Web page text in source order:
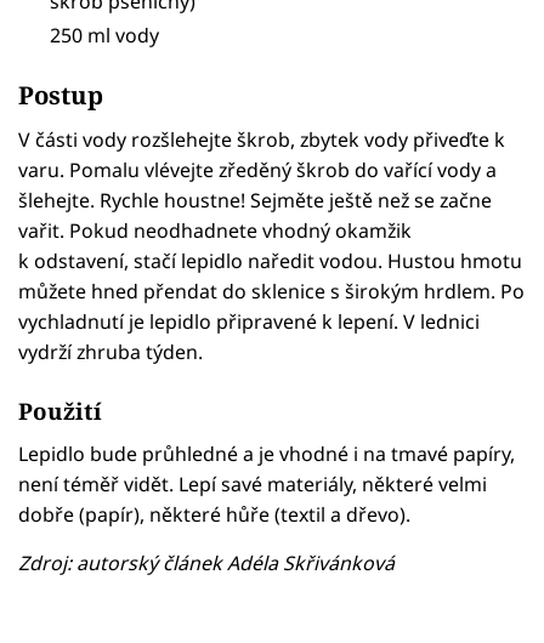
250 ml vody
Postup
V části vody rozšlehejte škrob, zbytek vody přiveďte k
varu. Pomalu vlévejte zředěný škrob do vařící vody a
šlehejte. Rychle houstne! Sejměte ještě než se začne
vařit. Pokud neodhadnete vhodný okamžik
k odstavení, stačí lepidlo naředit vodou. Hustou hmotu
můžete hned přendat do sklenice s širokým hrdlem. Po
vychladnutí je lepidlo připravené k lepení. V lednici
vydrží zhruba týden.
Použití
Lepidlo bude průhledné a je vhodné i na tmavé papíry,
není téměř vidět. Lepí savé materiály, některé velmi
dobře (papír), některé hůře (textil a dřevo).
Zdroj: autorský článek Adéla Skřivánková